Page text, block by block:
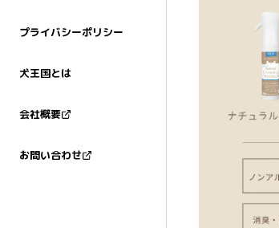
プライバシーポリシー
犬王国とは
会社概要
お問い合わせ